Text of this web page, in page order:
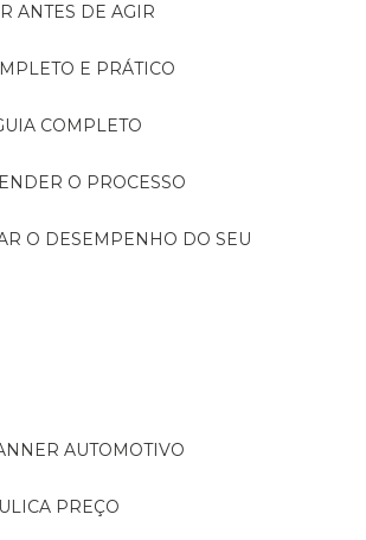
ANTES DE AGIR
E PRÁTICO
COMPLETO
O PROCESSO
AUTOMOTIVO
PREÇO